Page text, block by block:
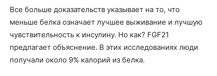
Все больше доказательств указывает на то, что
меньше белка означает лучшее выживание и лучшую
чувствительность к инсулину. Но как? FGF21
предлагает объяснение. В этих исследованиях люди
получали около 9% калорий из белка.